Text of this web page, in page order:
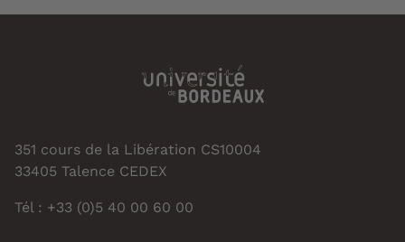
351 cours de la Libération CS10004
33405 Talence CEDEX
Tél : +33 (0)5 40 00 60 00